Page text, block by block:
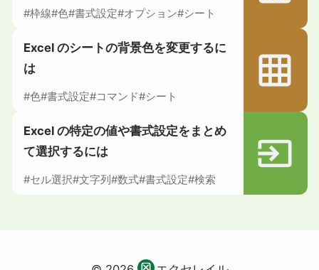
#枠線#色#書式設定#オプション#シート
Excel のシートの背景色を変更するに
は
#色#書式設定#コマンド#シート
Excel の特定の値や書式設定をまとめ
て選択するには
#セル選択#文字列 #数式#書式設定#検索